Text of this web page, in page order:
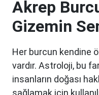
Akrep
Gizemin
Her burcun kendine
vardır. Astroloji, bu
insanların doğası